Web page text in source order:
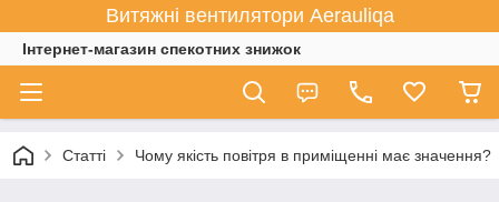
Витяжні вентилятори Aerauliqa
Інтернет-магазин спекотних знижок
Статті Чому якість повітря в приміщенні має значення?